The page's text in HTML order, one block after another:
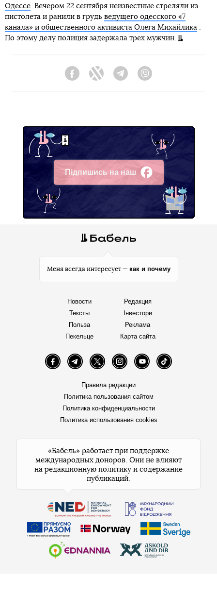
Одессе. Вечером 22 сентября неизвестные стреляли из
пистолета и ранили в грудь ведущего одесского «7
канала» и общественного активиста Олега Михайлика .
По этому делу полиция задержала трех мужчин.
FacebookTwitter Telegram
Підпишись на наш
Facebook
Меня всегда интересует — как и почему
Новости
Тексты
Польза
Пекельце
Редакция
Інвестори
Реклама
Карта сайта
FacebookTelegramTwitter InstagramYouTube TikTok
Правила редакции
Политика пользования сайтом
Политика конфиденциальности
Политика использования cookies
«Бабель» работает при поддержке
международных доноров. Они не влияют
на редакционную политику и содержание
публикаций.